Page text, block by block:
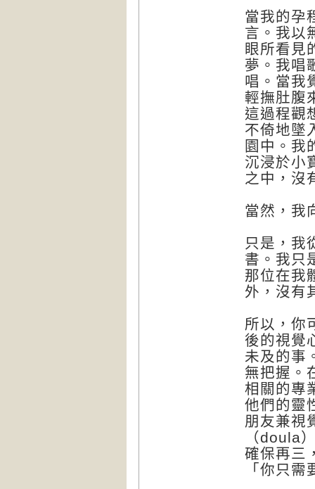
當我的孕
言。我以
眼所看見
夢。我唱
唱。當我
輕撫肚腹
這過程觀
不倚地墜
園中。我
沉浸於小
之中，沒
當然，我
只是，我
書。我只
那位在我
外，沒有
所以，你
後的視覺
未及的事
無把握。
相關的專
他們的靈
朋友兼視
（doula
確保再三
「你只